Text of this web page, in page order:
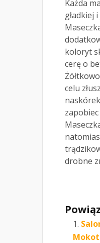
Każda
gładkiej
koloryt
cerę o
celu
drobne